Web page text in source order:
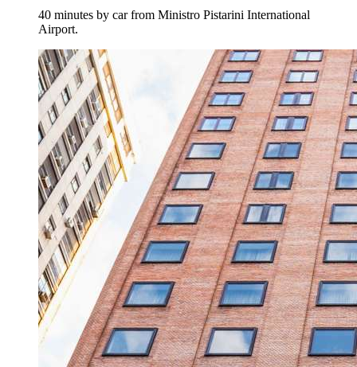
40 minutes by car from Ministro Pistarini International
Airport.